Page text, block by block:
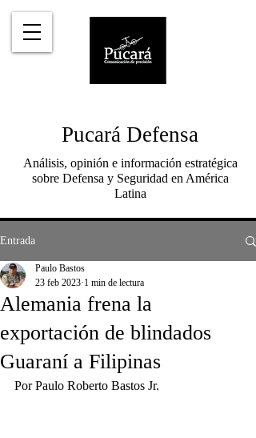
Pucará Defensa
Análisis, opinión e información estratégica
sobre Defensa y Seguridad en América
Latina
Entrada
Alemania frena la
exportación de blindados
Guaraní a Filipinas
Paulo Bastos
23 feb 2023 1 min de lectura
Por Paulo Roberto Bastos Jr.